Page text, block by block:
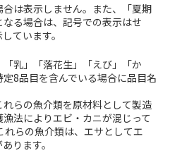
は表示しません。また、「夏期
る場合は、記号での表示はせ
ています。
乳」「落花生」「えび」「か
8品目を含んでいる場合に品目名
らの魚介類を原材料として製造
法によりエビ・カニが混じって
れらの魚介類は、エサとしてエ
ります。